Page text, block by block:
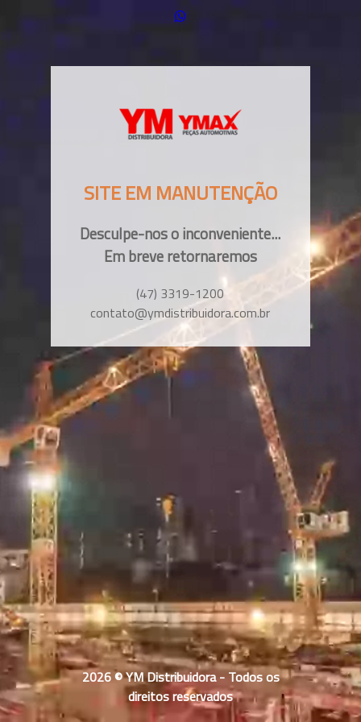
SITE EM MANUTENÇÃO
Desculpe-nos o inconveniente...
Em breve retornaremos
(47) 3319-1200
contato@ymdistribuidora.com.br
2026 © YM Distribuidora - Todos os
direitos reservados